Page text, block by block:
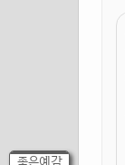
좋은예감